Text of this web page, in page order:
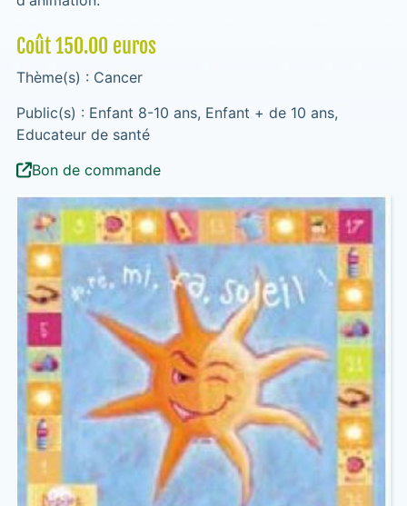
Coût 150.00 euros
Thème(s) : Cancer
Public(s) : Enfant 8-10 ans, Enfant + de 10 ans,
Educateur de santé
Bon de commande